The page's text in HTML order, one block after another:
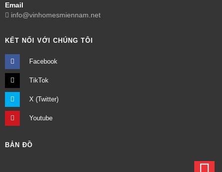
Email
info@vinhomesmiennam.net
KẾT NỐI VỚI CHÚNG TÔI
Facebook
TikTok
X (Twitter)
Youtube
BẢN ĐỒ